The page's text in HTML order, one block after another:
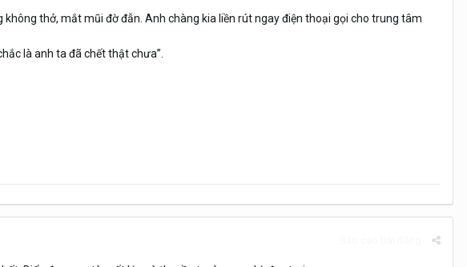
thở, mắt mũi đờ đẫn. Anh chàng kia liền rút ngay điện thoại gọi cho trung tâm
là anh ta đã chết thật chưa”.